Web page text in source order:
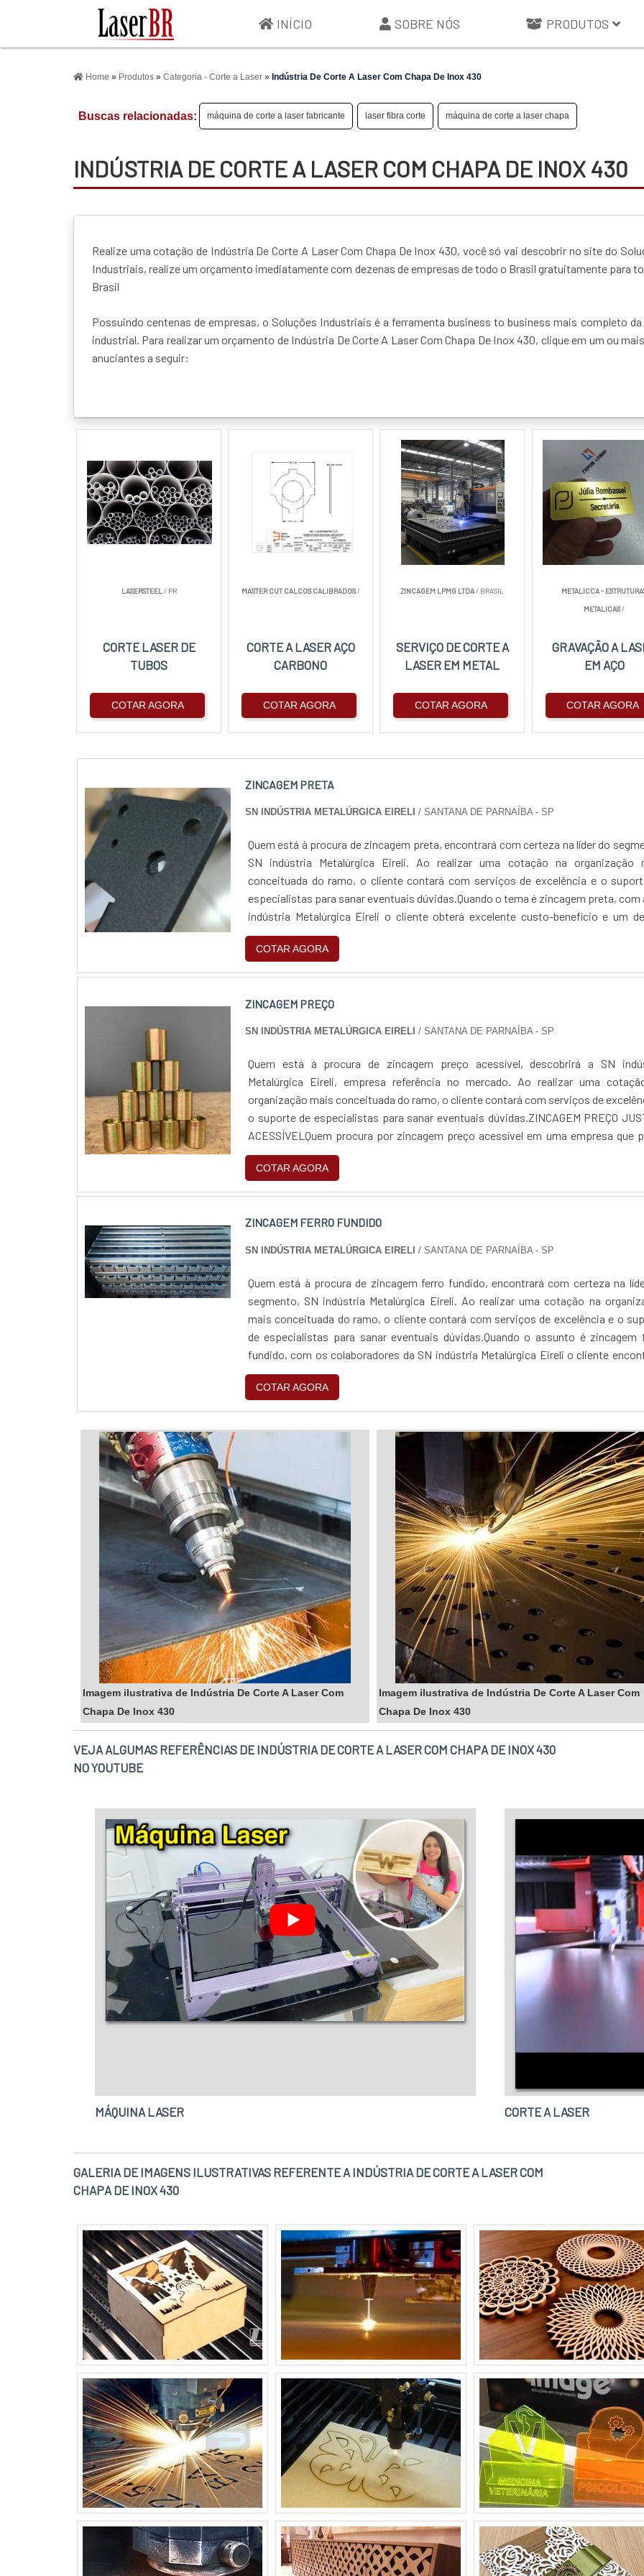
INÍCIO SOBRE NÓS PRODUTOS
>
Home » Produtos » Categoria - Corte a Laser » Indústria De Corte A Laser Com Chapa De Inox 430
Buscas relacionadas: máquina de corte a laser fabricante laser fibra corte máquina de corte a laser chapa
INDÚSTRIA DE CORTE A LASER COM CHAPA DE INOX 430
Realize uma cotação de Indústria De Corte A Laser Com Chapa De Inox 430, você só vai descobrir no site do
Industriais, realize um orçamento imediatamente com dezenas de empresas de todo o Brasil gratuitamente para
Brasil
Possuindo centenas de empresas, o Soluções Industriais é a ferramenta business to business mais completo da
industrial. Para realizar um orçamento de Indústria De Corte A Laser Com Chapa De Inox 430, clique em um ou
anuciantes a seguir:
LASERSTEEL / PR
CORTE LASER DE
TUBOS
COTAR AGORA
MASTER CUT CALCOS CALIBRADOS/
CORTE A LASER AÇO
CARBONO
COTAR AGORA
ZINCAGEM LPMG LTDA/ BRASIL
SERVIÇO DE CORTE A
LASER EM METAL
COTAR AGORA
METALICCA -
METALICAS/
GRAVAÇÃO A
EM AÇO
COTAR AGORA
ZINCAGEM PRETA
SN INDÚSTRIA METALÚRGICA EIRELI / SANTANA DE PARNAÍBA - SP
Quem está à procura de zincagem preta, encontrará com certeza na líder do
SN indústria Metalúrgica Eireli. Ao realizar uma cotação na organização
conceituada do ramo, o cliente contará com serviços de excelência e o
especialistas para sanar eventuais dúvidas.Quando o tema é zincagem preta, com
indústria Metalúrgica Eireli o cliente obterá excelente custo-benefício e um
completo de projetos, do plane...
COTAR AGORA
ZINCAGEM PREÇO
SN INDÚSTRIA METALÚRGICA EIRELI / SANTANA DE PARNAÍBA - SP
Quem está à procura de zincagem preço acessível, descobrirá a SN
Metalúrgica Eireli, empresa referência no mercado. Ao realizar uma
organização mais conceituada do ramo, o cliente contará com serviços de
o suporte de especialistas para sanar eventuais dúvidas.ZINCAGEM PREÇO
ACESSÍVELQuem procura por zincagem preço acessível em uma empresa que
pela segurança, encontra na internet a SN indús...
COTAR AGORA
ZINCAGEM FERRO FUNDIDO
SN INDÚSTRIA METALÚRGICA EIRELI / SANTANA DE PARNAÍBA - SP
Quem está à procura de zincagem ferro fundido, encontrará com certeza na
segmento, SN indústria Metalúrgica Eireli. Ao realizar uma cotação na
mais conceituada do ramo, o cliente contará com serviços de excelência e o
de especialistas para sanar eventuais dúvidas.Quando o assunto é zincagem
fundido, com os colaboradores da SN indústria Metalúrgica Eireli o cliente
ótima qualidade e um design...
COTAR AGORA
Imagem ilustrativa de Indústria De Corte A Laser Com
Chapa De Inox 430
Imagem ilustrativa de Indústria De Corte A Laser Com
Chapa De Inox 430
VEJA ALGUMAS REFERÊNCIAS DE INDÚSTRIA DE CORTE A LASER COM CHAPA DE INOX 430
NO YOUTUBE
MÁQUINA LASER CORTE A LASER
GALERIA DE IMAGENS ILUSTRATIVAS REFERENTE A INDÚSTRIA DE CORTE A LASER COM
CHAPA DE INOX 430